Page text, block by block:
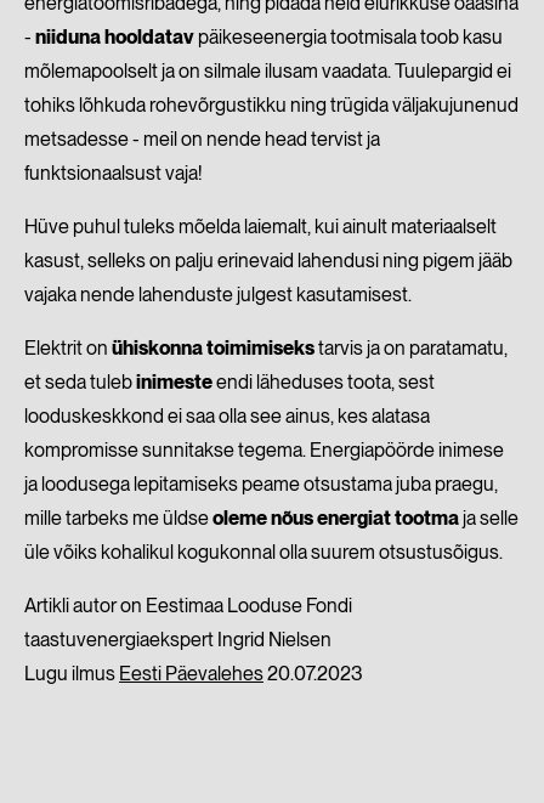
- niiduna hooldatav päikeseenergia tootmisala toob kasu
mõlemapoolselt ja on silmale ilusam vaadata. Tuulepargid ei
tohiks lõhkuda rohevõrgustikku ning trügida väljakujunenud
metsadesse - meil on nende head tervist ja
funktsionaalsust vaja!
Hüve puhul tuleks mõelda laiemalt, kui ainult materiaalselt
kasust, selleks on palju erinevaid lahendusi ning pigem jääb
vajaka nende lahenduste julgest kasutamisest.
Elektrit on ühiskonna toimimisekstarvis ja on paratamatu,
et seda tulebinimesteendi läheduses toota, sest
looduskeskkond ei saa olla see ainus, kes alatasa
kompromisse sunnitakse tegema. Energiapöörde inimese
ja loodusega lepitamiseks peame otsustama juba praegu,
mille tarbeks me üldseoleme nõus energiat tootmaja selle
üle võiks kohalikul kogukonnal olla suurem otsustusõigus.
Artikli autor on Eestimaa Looduse Fondi
taastuvenergiaekspert Ingrid Nielsen
Lugu ilmus Eesti Päevalehes20.07.2023